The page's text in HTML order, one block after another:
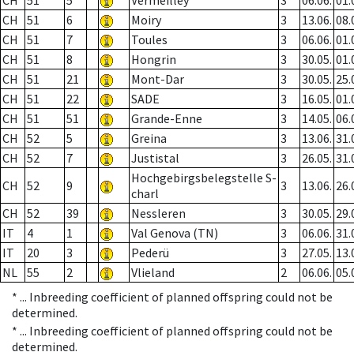
CH
51 6 Moiry 3 13.06.
CH
51 7 Toules 3 06.06.
CH
51 8 Hongrin 3 30.05.
CH
51 21 Mont-Dar 3 30.05.
CH
51 22 SADE 3 16.05.
CH
51 51 Grande-Enne 3 14.05.
CH
52 5 Greina 3 13.06.
CH
52 7 Justistal 3 26.05.
CH
52 9
Hochgebirgsbelegstelle S-
charl
3 13.06.
CH
52 39 Nessleren 3 30.05.
IT
4 1 Val Genova (TN) 3 06.06.
IT
20 3 Pederü 3 27.05.
NL 55 2 Vlieland 2 06.06.
* ... Inbreeding coefficient of planned offspring could not be
determined.
* ... Inbreeding coefficient of planned offspring could not be
determined.